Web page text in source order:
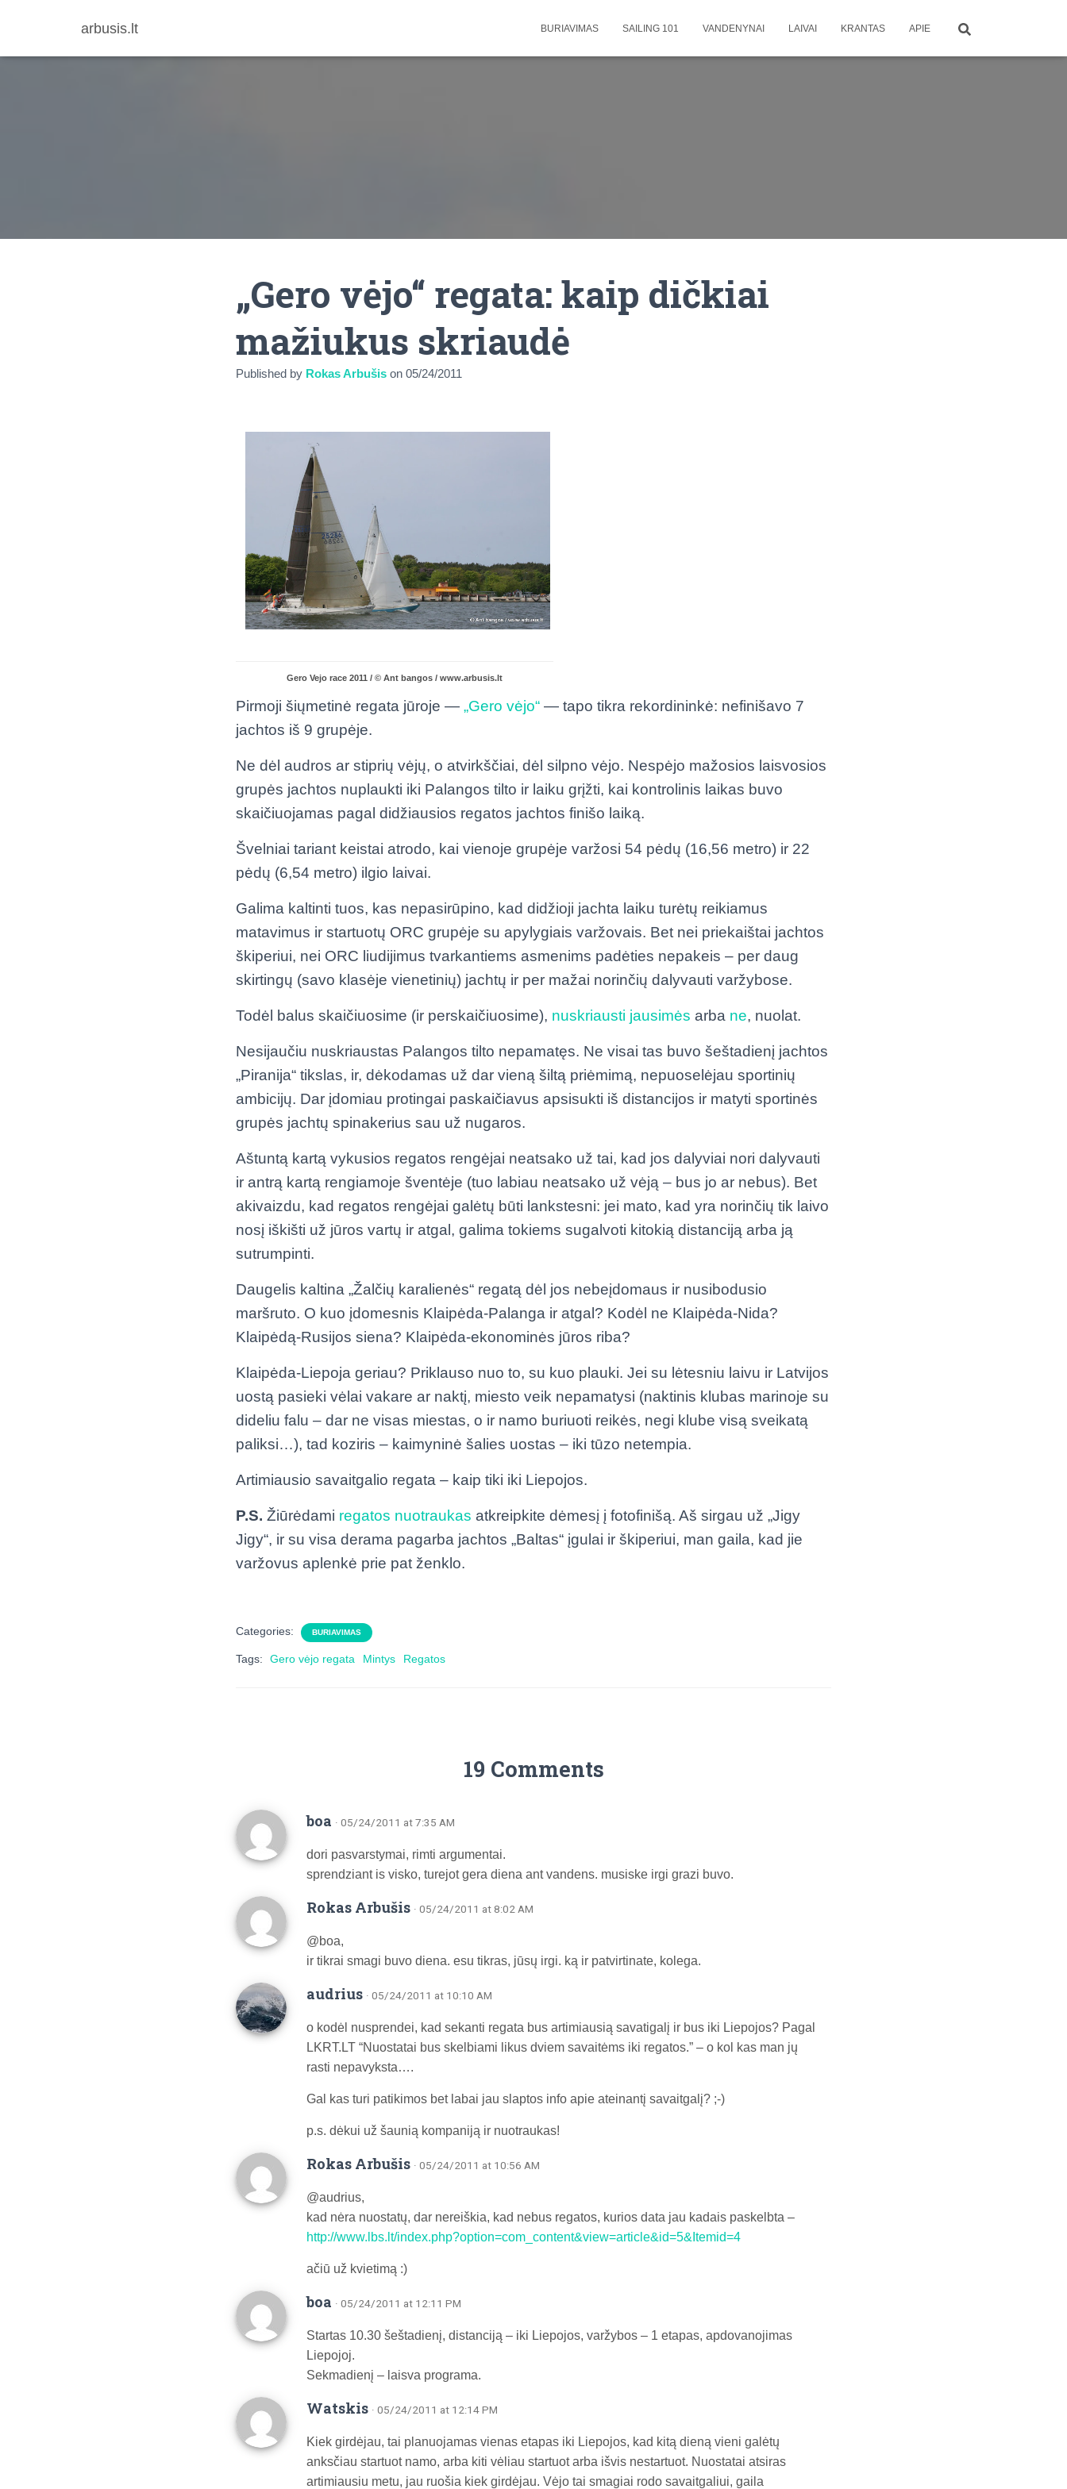
arbusis.lt BURIAVIMAS SAILING 101 VANDENYNAI LAIVAI KRANTAS APIE
„Gero vėjo“ regata: kaip dičkiai
mažiukus skriaudė
Published by Rokas Arbušis on 05/24/2011
Gero Vejo race 2011 / © Ant bangos / www.arbusis.lt
Pirmoji šiųmetinė regata jūroje — „Gero vėjo“ — tapo tikra rekordininkė: nefinišavo 7
jachtos iš 9 grupėje.
Ne dėl audros ar stiprių vėjų, o atvirkščiai, dėl silpno vėjo. Nespėjo mažosios laisvosios
grupės jachtos nuplaukti iki Palangos tilto ir laiku grįžti, kai kontrolinis laikas buvo
skaičiuojamas pagal didžiausios regatos jachtos finišo laiką.
Švelniai tariant keistai atrodo, kai vienoje grupėje varžosi 54 pėdų (16,56 metro) ir 22
pėdų (6,54 metro) ilgio laivai.
Galima kaltinti tuos, kas nepasirūpino, kad didžioji jachta laiku turėtų reikiamus
matavimus ir startuotų ORC grupėje su apylygiais varžovais. Bet nei priekaištai jachtos
škiperiui, nei ORC liudijimus tvarkantiems asmenims padėties nepakeis – per daug
skirtingų (savo klasėje vienetinių) jachtų ir per mažai norinčių dalyvauti varžybose.
Todėl balus skaičiuosime (ir perskaičiuosime), nuskriausti jausimės arba ne, nuolat.
Nesijaučiu nuskriaustas Palangos tilto nepamatęs. Ne visai tas buvo šeštadienį jachtos
„Piranija“ tikslas, ir, dėkodamas už dar vieną šiltą priėmimą, nepuoselėjau sportinių
ambicijų. Dar įdomiau protingai paskaičiavus apsisukti iš distancijos ir matyti sportinės
grupės jachtų spinakerius sau už nugaros.
Aštuntą kartą vykusios regatos rengėjai neatsako už tai, kad jos dalyviai nori dalyvauti
ir antrą kartą rengiamoje šventėje (tuo labiau neatsako už vėją – bus jo ar nebus). Bet
akivaizdu, kad regatos rengėjai galėtų būti lankstesni: jei mato, kad yra norinčių tik laivo
nosį iškišti už jūros vartų ir atgal, galima tokiems sugalvoti kitokią distanciją arba ją
sutrumpinti.
Daugelis kaltina „Žalčių karalienės“ regatą dėl jos nebeįdomaus ir nusibodusio
maršruto. O kuo įdomesnis Klaipėda-Palanga ir atgal? Kodėl ne Klaipėda-Nida?
Klaipėdą-Rusijos siena? Klaipėda-ekonominės jūros riba?
Klaipėda-Liepoja geriau? Priklauso nuo to, su kuo plauki. Jei su lėtesniu laivu ir Latvijos
uostą pasieki vėlai vakare ar naktį, miesto veik nepamatysi (naktinis klubas marinoje su
dideliu falu – dar ne visas miestas, o ir namo buriuoti reikės, negi klube visą sveikatą
paliksi…), tad koziris – kaimyninė šalies uostas – iki tūzo netempia.
Artimiausio savaitgalio regata – kaip tiki iki Liepojos.
P.S. Žiūrėdami regatos nuotraukas atkreipkite dėmesį į fotofinišą. Aš sirgau už „Jigy
Jigy“, ir su visa derama pagarba jachtos „Baltas“ įgulai ir škiperiui, man gaila, kad jie
varžovus aplenkė prie pat ženklo.
Categories: BURIAVIMAS
Tags: Gero vėjo regata Mintys Regatos
19 Comments
boa · 05/24/2011 at 7:35 AM
dori pasvarstymai, rimti argumentai.
sprendziant is visko, turejot gera diena ant vandens. musiske irgi grazi buvo.
Rokas Arbušis · 05/24/2011 at 8:02 AM
@boa,
ir tikrai smagi buvo diena. esu tikras, jūsų irgi. ką ir patvirtinate, kolega.
audrius · 05/24/2011 at 10:10 AM
o kodėl nusprendei, kad sekanti regata bus artimiausią savatigalį ir bus iki Liepojos? Pagal
LKRT.LT “Nuostatai bus skelbiami likus dviem savaitėms iki regatos.” – o kol kas man jų
rasti nepavyksta….
Gal kas turi patikimos bet labai jau slaptos info apie ateinantį savaitgalį? ;-)
p.s. dėkui už šaunią kompaniją ir nuotraukas!
Rokas Arbušis · 05/24/2011 at 10:56 AM
@audrius,
kad nėra nuostatų, dar nereiškia, kad nebus regatos, kurios data jau kadais paskelbta –
http://www.lbs.lt/index.php?option=com_content&view=article&id=5&Itemid=4
ačiū už kvietimą :)
boa · 05/24/2011 at 12:11 PM
Startas 10.30 šeštadienį, distanciją – iki Liepojos, varžybos – 1 etapas, apdovanojimas
Liepojoj.
Sekmadienį – laisva programa.
Watskis · 05/24/2011 at 12:14 PM
Kiek girdėjau, tai planuojamas vienas etapas iki Liepojos, kad kitą dieną vieni galėtų
anksčiau startuot namo, arba kiti vėliau startuot arba išvis nestartuot. Nuostatai atsiras
artimiausiu metu, jau ruošia kiek girdėjau. Vėjo tai smagiai rodo savaitgaliui, gaila